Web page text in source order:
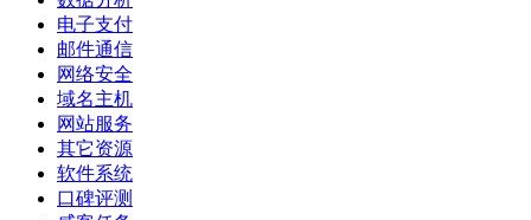
电子支付
邮件通信
网络安全
域名主机
网站服务
其它资源
软件系统
口碑评测